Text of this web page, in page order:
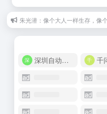
朱光潜：像个大人一样生存，像
乔叶：比明天年轻 (11/13)
深圳自动化商城
千